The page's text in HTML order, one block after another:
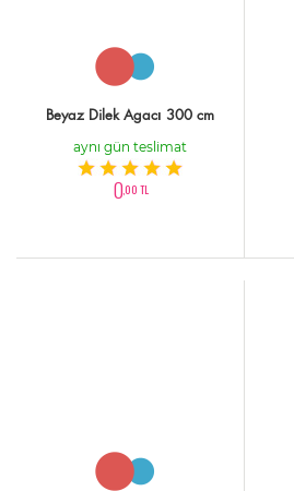
Beyaz Dilek Agacı 300 cm
aynı gün teslimat
0,00 TL